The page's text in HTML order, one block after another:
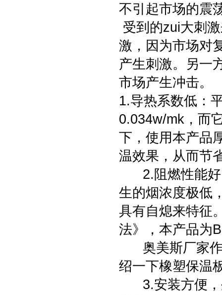
不引起市场的震
受到的zui大刺
激，因为市场对
产生刺激。另一
市场产生冲击。
1.导热系数低：
0.034w/mk，而
下，使用本产品
温效果，从而节
2.阻燃性能好
生的烟浓度极低
具有自熄来特征
法》，本产品为
奥美斯厂家作
绍一下橡塑保温
3.安装方便，